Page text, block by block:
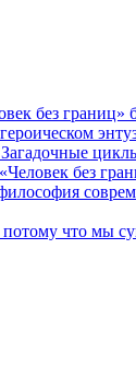
без границ»
без
что мы